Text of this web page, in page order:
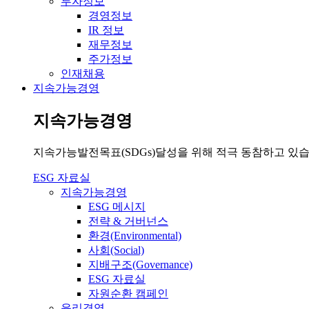
경영정보
IR 정보
재무정보
주가정보
인재채용
지속가능경영
지속가능경영
지속가능발전목표(SDGs)달성을 위해 적극 동참하고 있
ESG 자료실
지속가능경영
ESG 메시지
전략 & 거버넌스
환경(Environmental)
사회(Social)
지배구조(Governance)
ESG 자료실
자원순환 캠페인